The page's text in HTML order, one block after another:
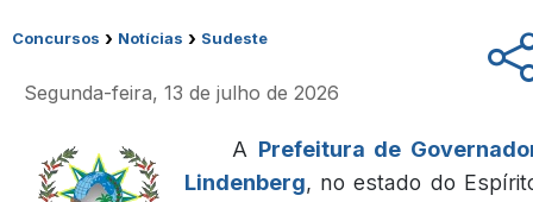
Concursos › Notícias › Sudeste
Segunda-feira, 13 de julho de 2026
A Prefeitura de
Lindenberg, no estado do